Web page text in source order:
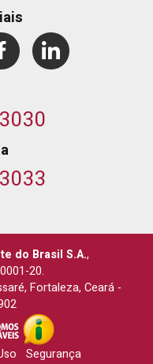
do Brasil S.A.,
20.
Fortaleza, Ceará-
Segurança